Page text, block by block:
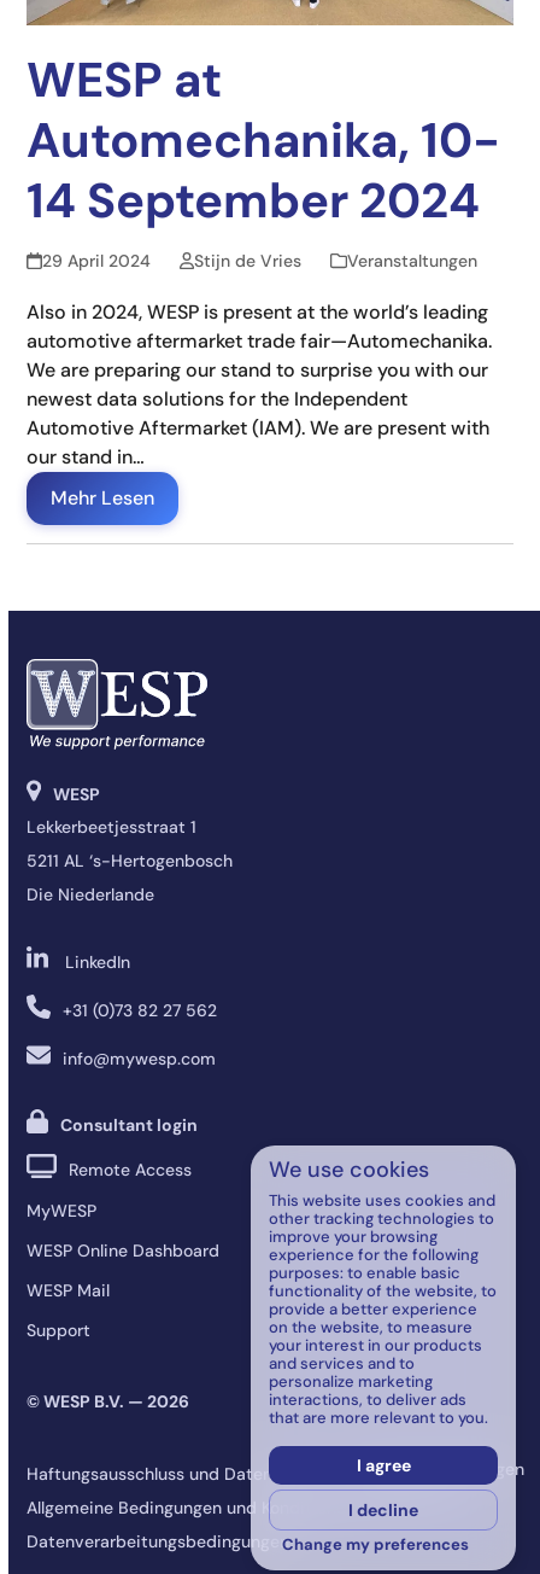
We use cookies
This website uses cookies and
other tracking technologies to
improve your browsing
experience for the following
purposes: to enable basic
functionality of the website, to
provide a better experience
on the website, to measure
your interest in our products
and services and to
personalize marketing
interactions, to deliver ads
that are more relevant to you.
I agree
I decline
Change my preferences
WESP at
Automechanika, 10-
14 September 2024
29 April 2024 Stijn de Vries Veranstaltungen
Also in 2024, WESP is present at the world’s leading
automotive aftermarket trade fair—Automechanika.
We are preparing our stand to surprise you with our
newest data solutions for the Independent
Automotive Aftermarket (IAM). We are present with
our stand in…
Mehr Lesen
WESP
Lekkerbeetjesstraat 1
5211 AL ‘s-Hertogenbosch
Die Niederlande
LinkedIn
+31 (0)73 82 27 562
info@mywesp.com
Consultant login
Remote Access
MyWESP
WESP Online Dashboard
WESP Mail
Support
© WESP B.V. — 2026
Haftungsausschluss und Datenschutz
Allgemeine Bedingungen und Konditionen
Datenverarbeitungsbedingungen
Cookie-Einstellungen
aktualisieren